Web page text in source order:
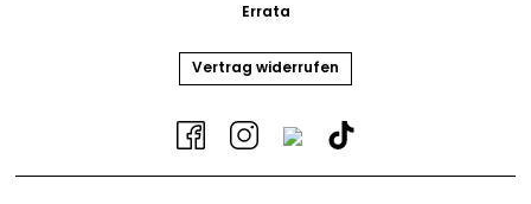
Errata
Vertrag widerrufen